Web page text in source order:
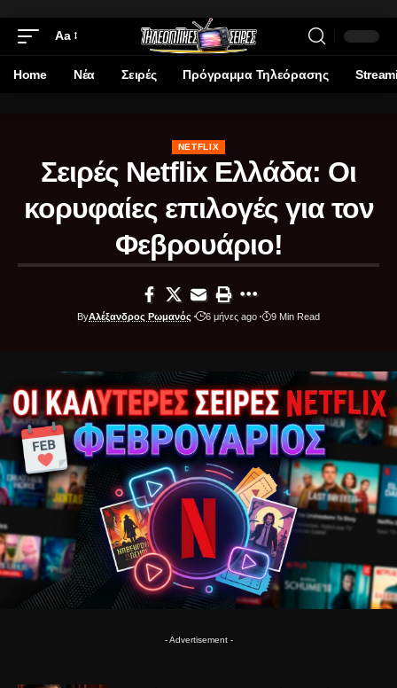
Aa
Home Νέα Σειρές Πρόγραμμα Τηλεόρασης
NETFLIX
Σειρές Netflix Ελλάδα: Οι
κορυφαίες επιλογές για τον
Φεβρουάριο!
ByΑλέξανδρος Ρωμανός 6 μήνες ago 9 Min Read
- Advertisement -